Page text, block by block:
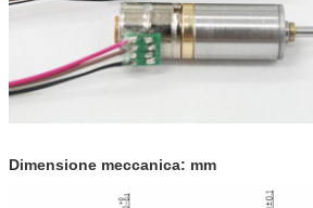
Dimensione meccanica: mm